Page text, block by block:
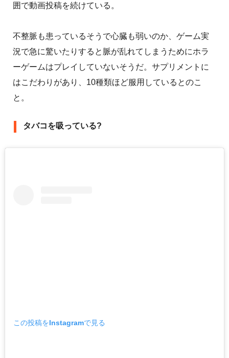
囲で動画投稿を続けている。
不整脈も患っているそうで心臓も弱いのか、ゲーム実
況で急に驚いたりすると脈が乱れてしまうためにホラ
ーゲームはプレイしていないそうだ。サプリメントに
はこだわりがあり、10種類ほど服用しているとのこ
と。
タバコを吸っている?
この投稿をInstagramで見る